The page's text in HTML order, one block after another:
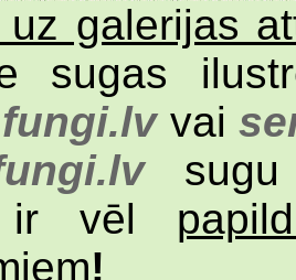
uz galerijas
sugas
fungi.lvvai
sugu
ir vēl
!